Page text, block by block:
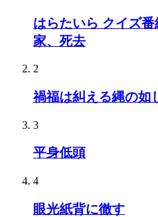
はらたいら クイズ
家、死去
2
禍福は糾える縄の如
3
平身低頭
4
眼光紙背に徹す